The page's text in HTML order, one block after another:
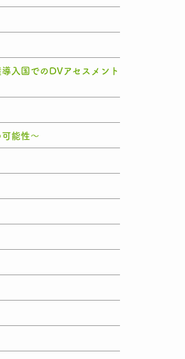
国でのDVアセスメント
能性～